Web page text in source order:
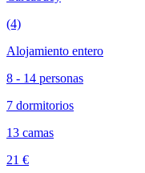
(4)
Alojamiento entero
8 - 14 personas
7 dormitorios
13 camas
21 €